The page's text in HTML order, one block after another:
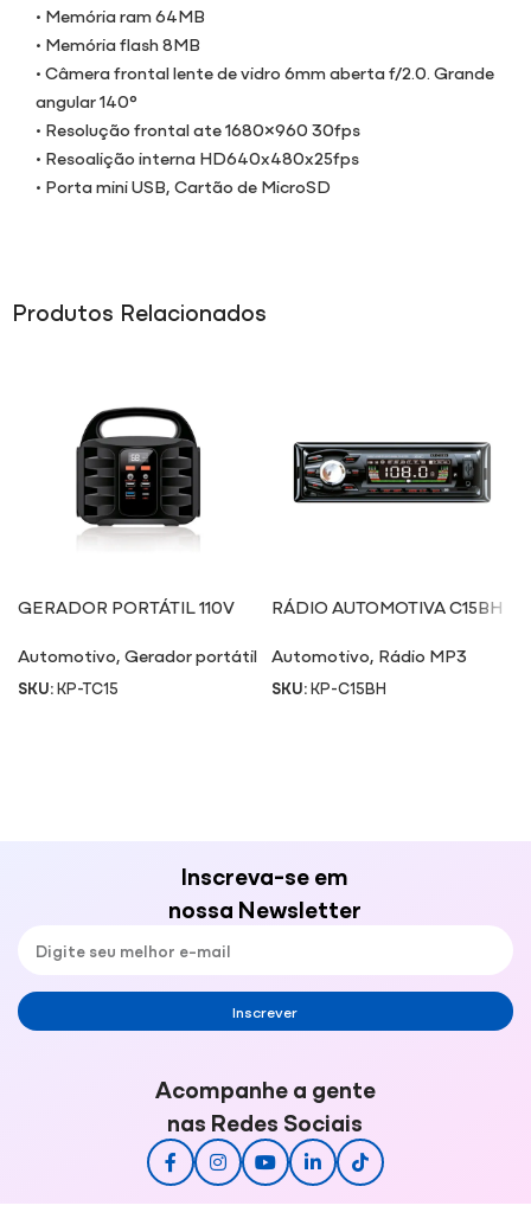
• Memória ram 64MB
• Memória flash 8MB
• Câmera frontal lente de vidro 6mm aberta f/2.0. Grande
angular 140°
• Resolução frontal ate 1680×960 30fps
• Resoalição interna HD640x480x25fps
• Porta mini USB, Cartão de MicroSD
Produtos Relacionados
GERADOR PORTÁTIL 110V
Automotivo,Gerador portátil
SKU:KP-TC15
RÁDIO AUTOMOTIVA C15BH
Automotivo, Rádio MP3
SKU:KP-C15BH
Inscreva-se em
nossa Newsletter
Inscrever
Acompanhe a gente
nas Redes Sociais